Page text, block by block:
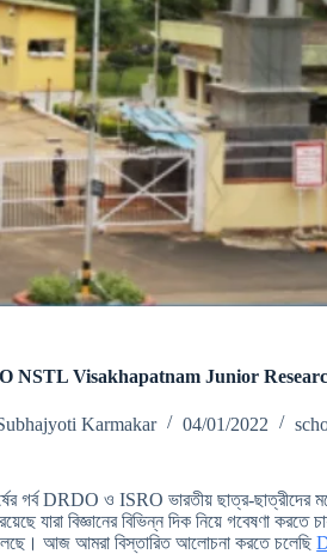
NSTL Visakhapatnam Junior
Karmakar 04/01/2022
গর্ব DRDO ও ISRO ভারতীয় ছাত্র-ছাত্রীদের
যারা বিজ্ঞানের বিভিন্ন দিক নিয়ে গবেষণা
আজ আমরা বিস্তারিত আলোচনা করতে চলেছি